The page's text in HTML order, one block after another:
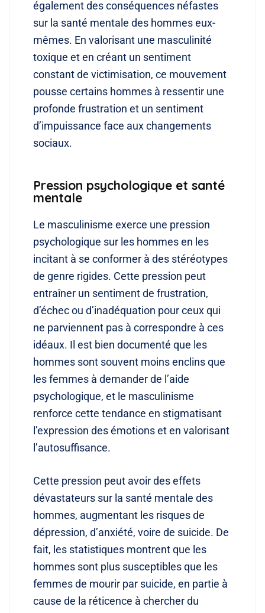
également des conséquences néfastes
sur la santé mentale des hommes eux-
mêmes. En valorisant une masculinité
toxique et en créant un sentiment
constant de victimisation, ce mouvement
pousse certains hommes à ressentir une
profonde frustration et un sentiment
d’impuissance face aux changements
sociaux.
Pression psychologique et santé
mentale
Le masculinisme exerce une pression
psychologique sur les hommes en les
incitant à se conformer à des stéréotypes
de genre rigides. Cette pression peut
entraîner un sentiment de frustration,
d’échec ou d’inadéquation pour ceux qui
ne parviennent pas à correspondre à ces
idéaux. Il est bien documenté que les
hommes sont souvent moins enclins que
les femmes à demander de l’aide
psychologique, et le masculinisme
renforce cette tendance en stigmatisant
l’expression des émotions et en valorisant
l’autosuffisance.
Cette pression peut avoir des effets
dévastateurs sur la santé mentale des
hommes, augmentant les risques de
dépression, d’anxiété, voire de suicide. De
fait, les statistiques montrent que les
hommes sont plus susceptibles que les
femmes de mourir par suicide, en partie à
cause de la réticence à chercher du